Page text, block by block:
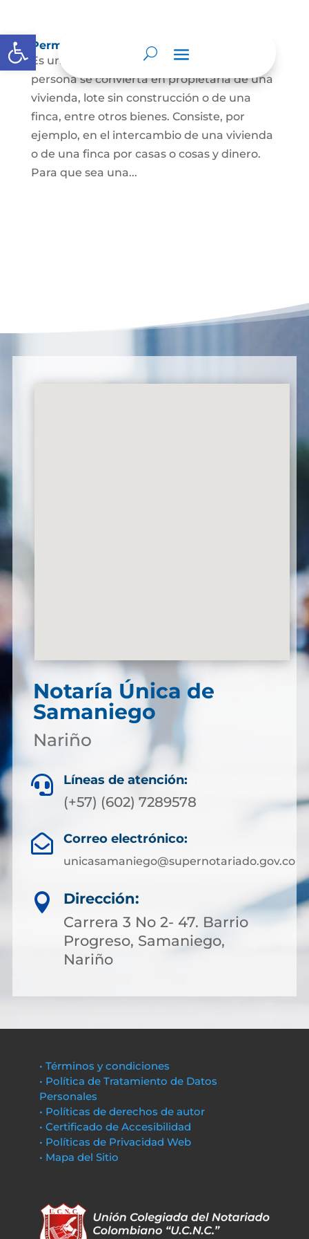
Abrir barra de herramientas
Permuta de Inmuebles
Es uno de los contratos para que una
persona se convierta en propietaria de una
vivienda, lote sin construcción o de una
finca, entre otros bienes. Consiste, por
ejemplo, en el intercambio de una vivienda
o de una finca por casas o cosas y dinero.
Para que sea una...
Notaría Única de
Samaniego
Nariño
 Líneas de atención:
(+57) (602) 7289578
 Correo electrónico:
unicasamaniego@supernotariado.gov.co

Dirección:
Carrera 3 No 2- 47. Barrio
Progreso, Samaniego,
Nariño
• Términos y condiciones
• Política de Tratamiento de Datos
Personales
• Políticas de derechos de autor
• Certificado de Accesibilidad
• Políticas de Privacidad Web
• Mapa del Sitio